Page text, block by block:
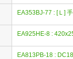
EA353BJ-77 : [Ｌ]
EA925HE-8 :
EA813PB-18 :